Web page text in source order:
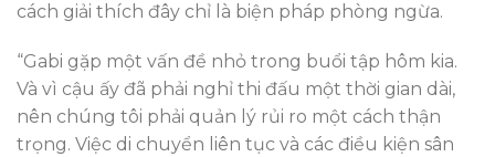
cách giải thích đây chỉ là biện pháp phòng ngừa.
“Gabi gặp một vấn đề nhỏ trong buổi tập hôm kia.
Và vì cậu ấy đã phải nghỉ thi đấu một thời gian dài,
nên chúng tôi phải quản lý rủi ro một cách thận
trọng. Việc di chuyển liên tục và các điều kiện sân